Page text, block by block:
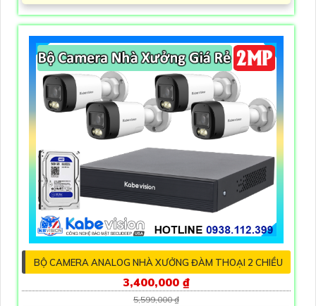
BỘ CAMERA ANALOG NHÀ XƯỞNG ĐÀM THOẠI 2 CHIỀU
3,400,000 ₫
5,599,000 ₫